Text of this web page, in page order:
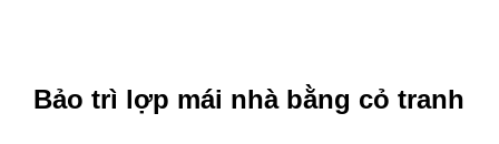
Bảo trì lợp mái nhà bằng cỏ tranh